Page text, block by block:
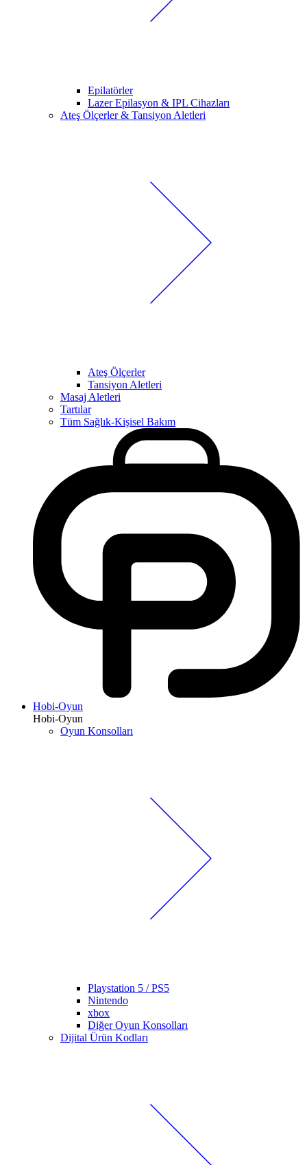
Epilatörler
Lazer Epilasyon & IPL Cihazları
Ateş Ölçerler & Tansiyon Aletleri
Ateş Ölçerler
Tansiyon Aletleri
Masaj Aletleri
Tartılar
Tüm Sağlık-Kişisel Bakım
Hobi-Oyun
Hobi-Oyun
Oyun Konsolları
Playstation 5 / PS5
Nintendo
xbox
Diğer Oyun Konsolları
Dijital Ürün Kodları